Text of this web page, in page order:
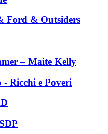
Ford & Outsiders
– Maite Kelly
- Ricchi e Poveri